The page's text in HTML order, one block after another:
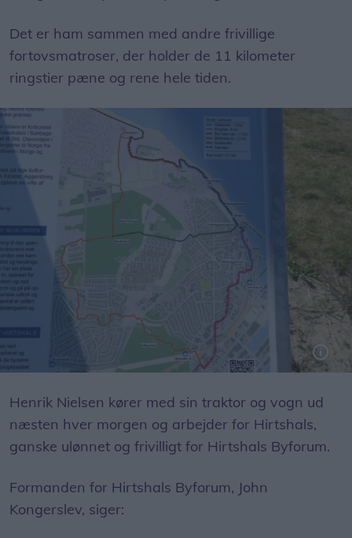
Det er ham sammen med andre frivillige
fortovsmatroser, der holder de 11 kilometer
ringstier pæne og rene hele tiden.
Henrik Nielsen kører med sin traktor og vogn ud
næsten hver morgen og arbejder for Hirtshals,
ganske ulønnet og frivilligt for Hirtshals Byforum.
Formanden for Hirtshals Byforum, John
Kongerslev, siger: